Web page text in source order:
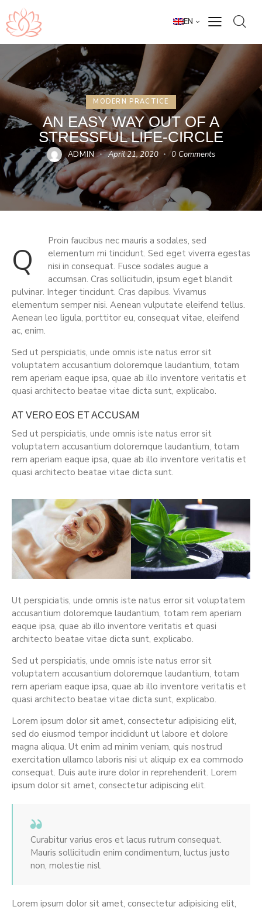
EN
MODERN PRACTICE
AN EASY WAY OUT OF A
STRESSFUL LIFE-CIRCLE
ADMIN April 21, 2020 0 Comments
q
Proin faucibus nec mauris a sodales, sed
elementum mi tincidunt. Sed eget viverra egestas
nisi in consequat. Fusce sodales augue a
accumsan. Cras sollicitudin, ipsum eget blandit
pulvinar. Integer tincidunt. Cras dapibus. Vivamus
elementum semper nisi. Aenean vulputate eleifend tellus.
Aenean leo ligula, porttitor eu, consequat vitae, eleifend
ac, enim.
Sed ut perspiciatis, unde omnis iste natus error sit
voluptatem accusantium doloremque laudantium, totam
rem aperiam eaque ipsa, quae ab illo inventore veritatis et
quasi architecto beatae vitae dicta sunt, explicabo.
AT VERO EOS ET ACCUSAM
Sed ut perspiciatis, unde omnis iste natus error sit
voluptatem accusantium doloremque laudantium, totam
rem aperiam eaque ipsa, quae ab illo inventore veritatis et
quasi architecto beatae vitae dicta sunt.
Ut perspiciatis, unde omnis iste natus error sit voluptatem
accusantium doloremque laudantium, totam rem aperiam
eaque ipsa, quae ab illo inventore veritatis et quasi
architecto beatae vitae dicta sunt, explicabo.
Sed ut perspiciatis, unde omnis iste natus error sit
voluptatem accusantium doloremque laudantium, totam
rem aperiam eaque ipsa, quae ab illo inventore veritatis et
quasi architecto beatae vitae dicta sunt, explicabo.
Lorem ipsum dolor sit amet, consectetur adipisicing elit,
sed do eiusmod tempor incididunt ut labore et dolore
magna aliqua. Ut enim ad minim veniam, quis nostrud
exercitation ullamco laboris nisi ut aliquip ex ea commodo
consequat. Duis aute irure dolor in reprehenderit. Lorem
ipsum dolor sit amet, consectetur adipiscing elit.
Curabitur varius eros et lacus rutrum consequat.
Mauris sollicitudin enim condimentum, luctus justo
non, molestie nisl.
Lorem ipsum dolor sit amet, consectetur adipisicing elit,